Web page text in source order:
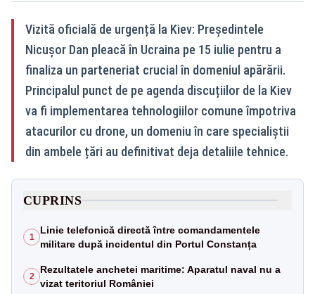
Vizită oficială de urgență la Kiev: Președintele
Nicușor Dan pleacă în Ucraina pe 15 iulie pentru a
finaliza un parteneriat crucial în domeniul apărării.
Principalul punct de pe agenda discuțiilor de la Kiev
va fi implementarea tehnologiilor comune împotriva
atacurilor cu drone, un domeniu în care specialiștii
din ambele țări au definitivat deja detaliile tehnice.
CUPRINS
1
Linie telefonică directă între comandamentele
militare după incidentul din Portul Constanța
2
Rezultatele anchetei maritime: Aparatul naval nu a
vizat teritoriul României